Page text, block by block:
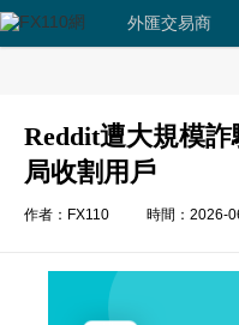
外匯交易商
Reddit遭大規模
局收割用戶
作者：FX110 時間：2026-